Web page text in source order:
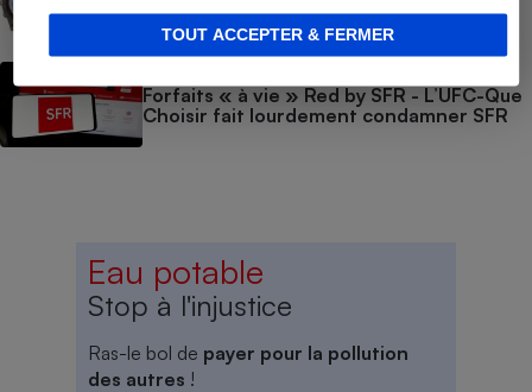
TOUT ACCEPTER & FERMER
Forfaits « à vie » Red by SFR - L’UFC-Que
Choisir fait lourdement condamner SFR
Eau potable
Stop à l'injustice
Ras-le bol de payer pour la pollution
des autres !